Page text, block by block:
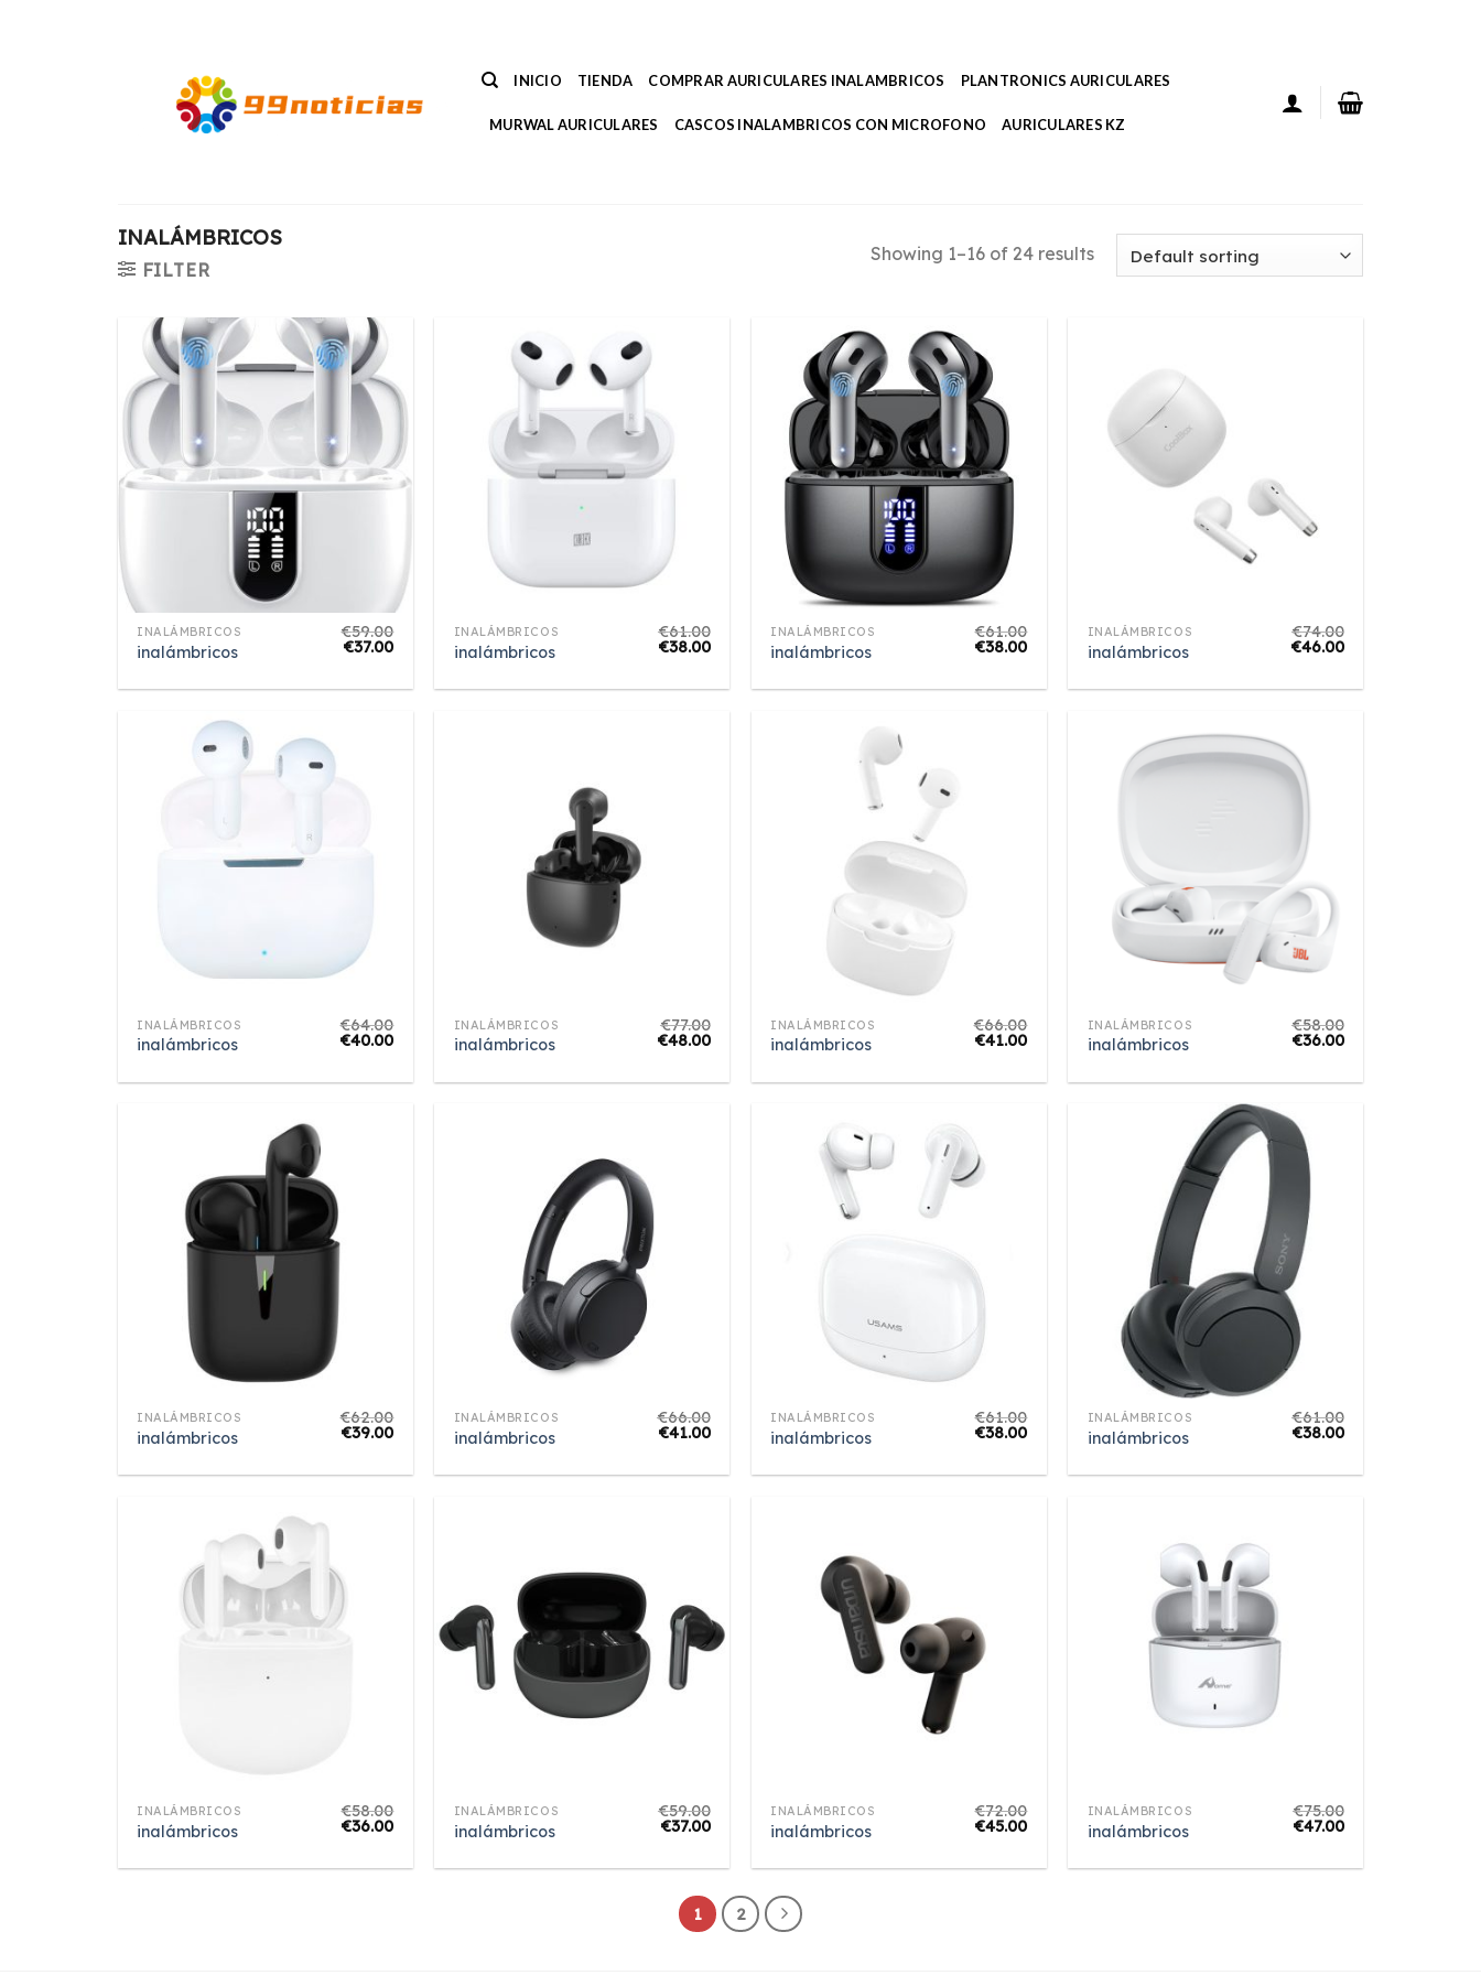
INICIO TIENDA COMPRAR AURICULARES INALAMBRICOS PLANTRONICS AURICULARES
MURWAL AURICULARES CASCOS INALAMBRICOS CON MICROFONO AURICULARES KZ
INALÁMBRICOS
FILTER
Showing 1–16 of 24 results
INALÁMBRICOS
inalámbricos
€59.00
€37.00
INALÁMBRICOS
inalámbricos
€61.00
€38.00
INALÁMBRICOS
inalámbricos
€61.00
€38.00
INALÁMBRICOS
inalámbricos
€74.00
€46.00
INALÁMBRICOS
inalámbricos
€64.00
€40.00
INALÁMBRICOS
inalámbricos
€77.00
€48.00
INALÁMBRICOS
inalámbricos
€66.00
€41.00
INALÁMBRICOS
inalámbricos
€58.00
€36.00
INALÁMBRICOS
inalámbricos
€62.00
€39.00
INALÁMBRICOS
inalámbricos
€66.00
€41.00
INALÁMBRICOS
inalámbricos
€61.00
€38.00
INALÁMBRICOS
inalámbricos
€61.00
€38.00
INALÁMBRICOS
inalámbricos
€58.00
€36.00
INALÁMBRICOS
inalámbricos
€59.00
€37.00
INALÁMBRICOS
inalámbricos
€72.00
€45.00
INALÁMBRICOS
inalámbricos
€75.00
€47.00
1 2